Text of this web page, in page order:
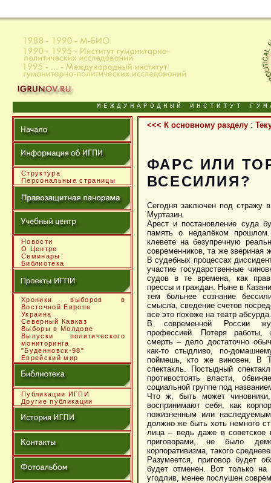
МЕЖДУНАРОДНЫЙ ИНСТИТУТ
Структура
Персональные страницы
Новости
О Центре
Семинары
Библиотека
Хроники выборов в
Восточной Европе
Украина
Северный Кавказ
Выборы в Молдове
Выпуски политического
мониторинга
"Буденновск-98"
Еврейский мир
Публикации ИГПИ
Другие публикации
<<< К основному разделу:
ФАРС ИЛИ
ВСЕСИЛИЯ?
Сегодня заключен под стражу
Муртазин.
Арест и постановление суда
память о недалёком
клевете на безупречную
современников, та же звериная
В судебных процессах
участие государственные
судов в те времена, как
прессы и граждан. Ныне в
тем больнее сознание
смысла, сведение счетов
все это похоже на театр абсурда.
В современной России
профессией. Потеря работы,
смерть – дело достаточно
как-то стыдливо, по-
поймешь, кто же виновен. В
спектакль. Постыдный
противостоять власти,
социальной группе под
Что ж, быть может
воспринимают себя, как
пожизненным или
должно же быть хоть немного
лица – ведь даже в советское
приговорами, не было
корпоративизма, такого
Разумеется, приговор будет
будет отменен. Вот только
угодлив, менее послушен